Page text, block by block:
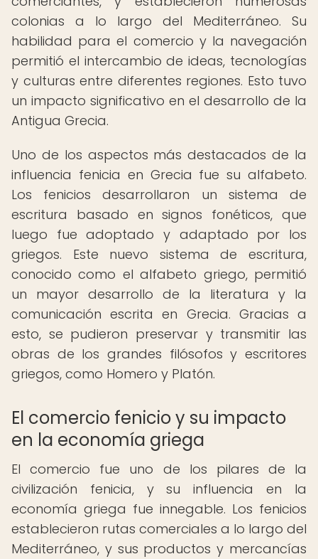
colonias a lo largo del Mediterráneo. Su
habilidad para el comercio y la navegación
permitió el intercambio de ideas, tecnologías
y culturas entre diferentes regiones. Esto tuvo
un impacto significativo en el desarrollo de la
Antigua Grecia.
Uno de los aspectos más destacados de la
influencia fenicia en Grecia fue su alfabeto.
Los fenicios desarrollaron un sistema de
escritura basado en signos fonéticos, que
luego fue adoptado y adaptado por los
griegos. Este nuevo sistema de escritura,
conocido como el alfabeto griego, permitió
un mayor desarrollo de la literatura y la
comunicación escrita en Grecia. Gracias a
esto, se pudieron preservar y transmitir las
obras de los grandes filósofos y escritores
griegos, como Homero y Platón.
El comercio fenicio y su impacto
en la economía griega
El comercio fue uno de los pilares de la
civilización fenicia, y su influencia en la
economía griega fue innegable. Los fenicios
establecieron rutas comerciales a lo largo del
Mediterráneo, y sus productos y mercancías